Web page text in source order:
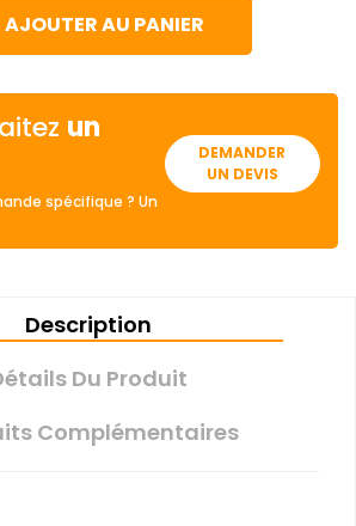
AJOUTER AU PANIER
un
spécifique ? Un
DEMANDER
UN DEVIS
Description
Du Produit
Complémentaires